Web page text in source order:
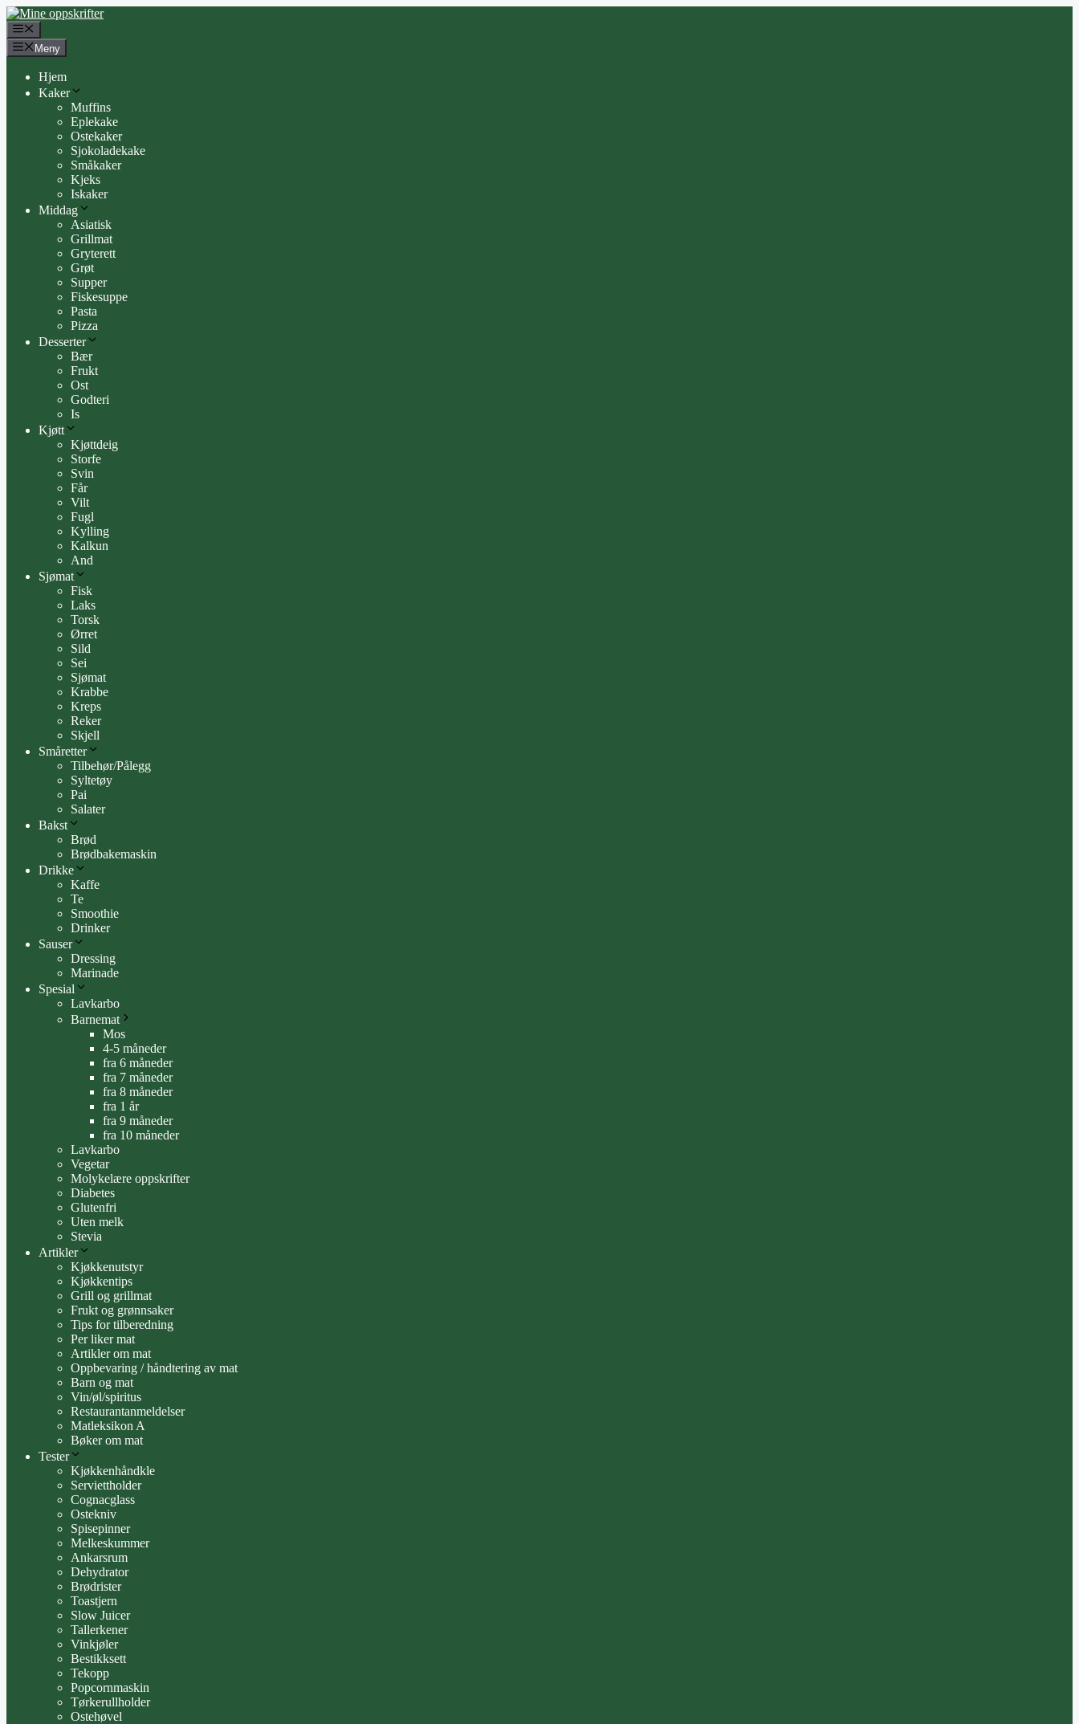
Hopp
til
innhold
Meny
Hjem
Kaker
Muffins
Eplekake
Ostekaker
Sjokoladekake
Småkaker
Kjeks
Iskaker
Middag
Asiatisk
Grillmat
Gryterett
Grøt
Supper
Fiskesuppe
Pasta
Pizza
Desserter
Bær
Frukt
Ost
Godteri
Is
Kjøtt
Kjøttdeig
Storfe
Svin
Får
Vilt
Fugl
Kylling
Kalkun
And
Sjømat
Fisk
Laks
Torsk
Ørret
Sild
Sei
Sjømat
Krabbe
Kreps
Reker
Skjell
Småretter
Tilbehør/Pålegg
Syltetøy
Pai
Salater
Bakst
Brød
Brødbakemaskin
Drikke
Kaffe
Te
Smoothie
Drinker
Sauser
Dressing
Marinade
Spesial
Lavkarbo
Barnemat
Mos
4-5 måneder
fra 6 måneder
fra 7 måneder
fra 8 måneder
fra 1 år
fra 9 måneder
fra 10 måneder
Lavkarbo
Vegetar
Molykelære oppskrifter
Diabetes
Glutenfri
Uten melk
Stevia
Artikler
Kjøkkenutstyr
Kjøkkentips
Grill og grillmat
Frukt og grønnsaker
Tips for tilberedning
Per liker mat
Artikler om mat
Oppbevaring / håndtering av mat
Barn og mat
Vin/øl/spiritus
Restaurantanmeldelser
Matleksikon A
Bøker om mat
Tester
Kjøkkenhåndkle
Serviettholder
Cognacglass
Ostekniv
Spisepinner
Melkeskummer
Ankarsrum
Dehydrator
Brødrister
Toastjern
Slow Juicer
Tallerkener
Vinkjøler
Bestikksett
Tekopp
Popcornmaskin
Tørkerullholder
Ostehøvel